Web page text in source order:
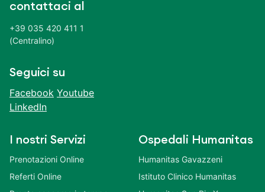
contattaci al
+39 035 420 411 1
(Centralino)
Seguici su
Facebook Youtube
LinkedIn
I nostri Servizi
Prenotazioni Online
Referti Online
Ospedali Humanitas
Humanitas Gavazzeni
Istituto Clinico Humanitas